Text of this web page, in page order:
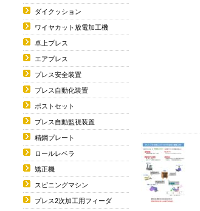
ダイクッション
ワイヤカット放電加工機
卓上プレス
エアプレス
プレス安全装置
プレス自動化装置
ポストセット
プレス自動監視装置
精鋼プレート
ロールレベラ
矯正機
スピニングマシン
プレス2次加工用フィーダ